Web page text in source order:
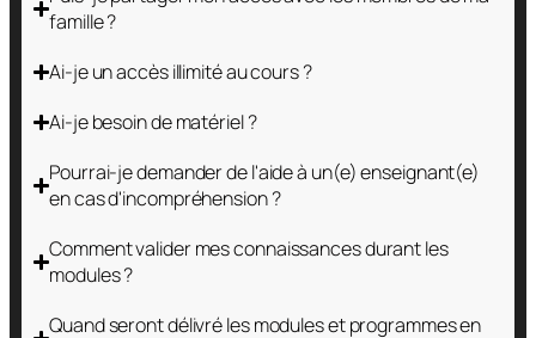
famille ?
Ai-je un accès illimité au cours ?
Ai-je besoin de matériel ?
Pourrai-je demander de l'aide à un(e) enseignant(e)
en cas d'incompréhension ?
Comment valider mes connaissances durant les
modules ?
Quand seront délivré les modules et programmes en